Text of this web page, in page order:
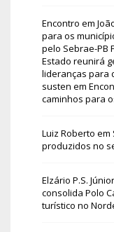
Encontro em
para os
pelo Sebrae-PB
Estado reunirá
lideranças para
susten em
caminhos para
Luiz Roberto em
produzidos no
Elzário P.S. Júnior
consolida Polo
turístico no